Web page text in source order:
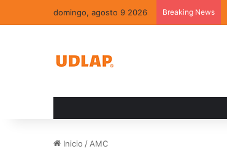
domingo, agosto 9 2026 Breaking News
Inicio / AMC